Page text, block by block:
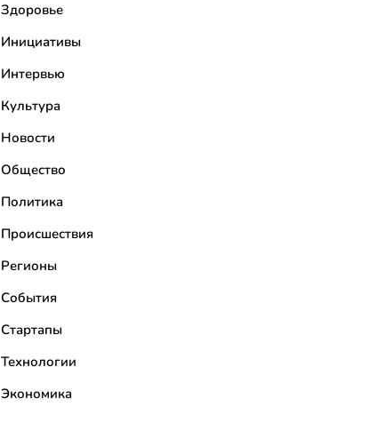
Здоровье
Инициативы
Интервью
Культура
Новости
Общество
Политика
Происшествия
Регионы
События
Стартапы
Технологии
Экономика